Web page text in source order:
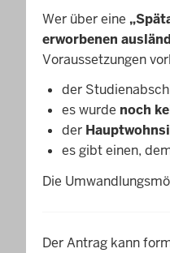
Wer über eine
erworbenen
Voraussetzungen
der
es wurde noch
der
es gibt einen,
Die
Der Antrag kann